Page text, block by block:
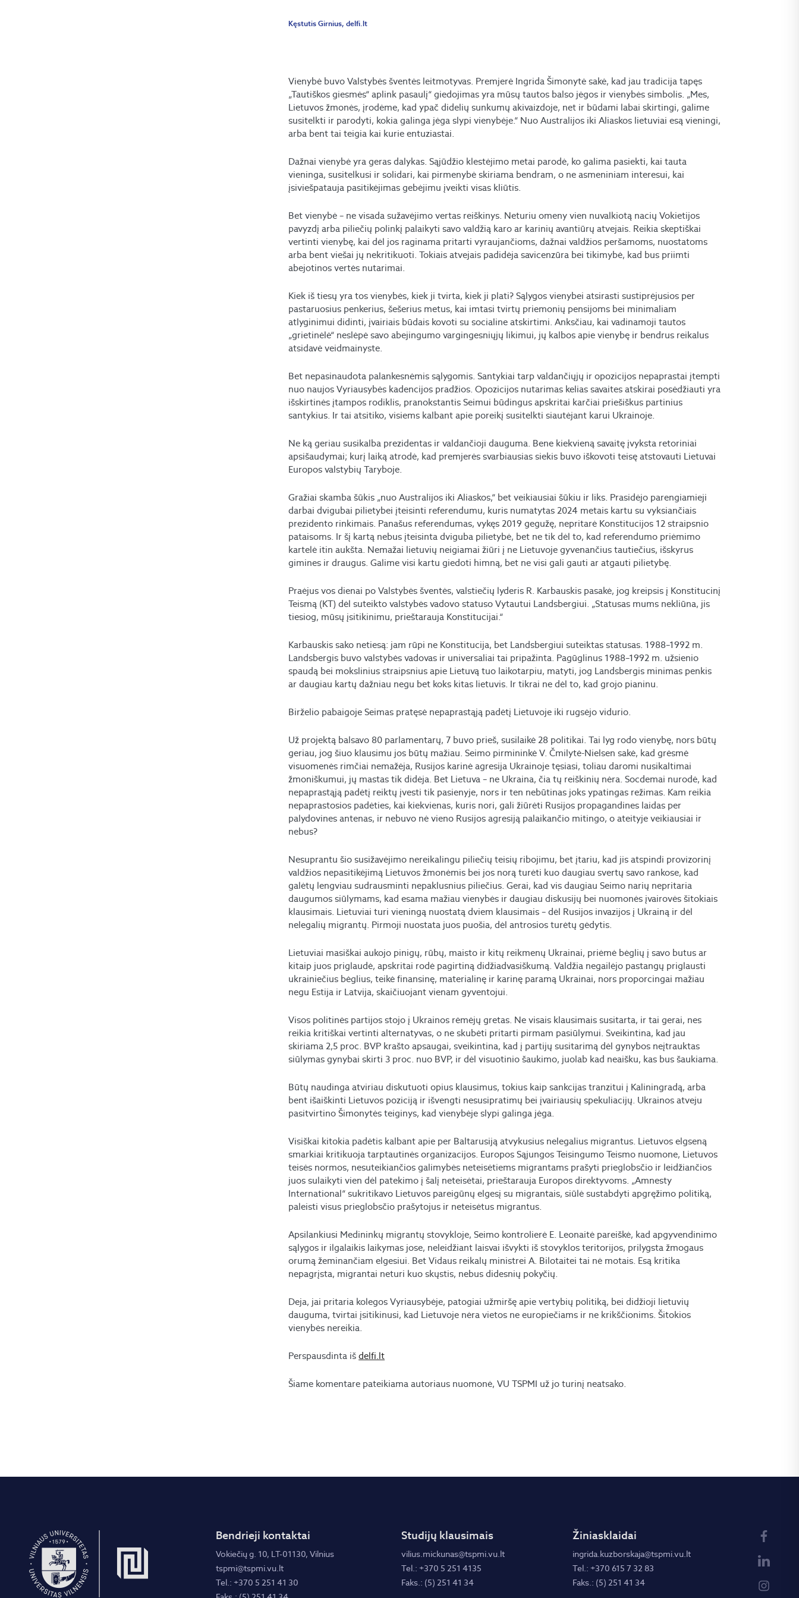
Kęstutis Girnius, delfi.lt
Vienybė buvo Valstybės šventės leitmotyvas. Premjerė Ingrida Šimonytė sakė, kad jau tradicija tapęs
„Tautiškos giesmės“ aplink pasaulį“ giedojimas yra mūsų tautos balso jėgos ir vienybės simbolis. „Mes,
Lietuvos žmonės, įrodėme, kad ypač didelių sunkumų akivaizdoje, net ir būdami labai skirtingi, galime
susitelkti ir parodyti, kokia galinga jėga slypi vienybėje.“ Nuo Australijos iki Aliaskos lietuviai esą vieningi,
arba bent tai teigia kai kurie entuziastai.
Dažnai vienybė yra geras dalykas. Sąjūdžio klestėjimo metai parodė, ko galima pasiekti, kai tauta
vieninga, susitelkusi ir solidari, kai pirmenybė skiriama bendram, o ne asmeniniam interesui, kai
įsiviešpatauja pasitikėjimas gebėjimu įveikti visas kliūtis.
Bet vienybė – ne visada sužavėjimo vertas reiškinys. Neturiu omeny vien nuvalkiotą nacių Vokietijos
pavyzdį arba piliečių polinkį palaikyti savo valdžią karo ar karinių avantiūrų atvejais. Reikia skeptiškai
vertinti vienybę, kai dėl jos raginama pritarti vyraujančioms, dažnai valdžios peršamoms, nuostatoms
arba bent viešai jų nekritikuoti. Tokiais atvejais padidėja savicenzūra bei tikimybė, kad bus priimti
abejotinos vertės nutarimai.
Kiek iš tiesų yra tos vienybės, kiek ji tvirta, kiek ji plati? Sąlygos vienybei atsirasti sustiprėjusios per
pastaruosius penkerius, šešerius metus, kai imtasi tvirtų priemonių pensijoms bei minimaliam
atlyginimui didinti, įvairiais būdais kovoti su socialine atskirtimi. Anksčiau, kai vadinamoji tautos
„grietinėlė“ neslėpė savo abejingumo vargingesniųjų likimui, jų kalbos apie vienybę ir bendrus reikalus
atsidavė veidmainyste.
Bet nepasinaudota palankesnėmis sąlygomis. Santykiai tarp valdančiųjų ir opozicijos nepaprastai įtempti
nuo naujos Vyriausybės kadencijos pradžios. Opozicijos nutarimas kelias savaites atskirai posėdžiauti yra
išskirtinės įtampos rodiklis, pranokstantis Seimui būdingus apskritai karčiai priešiškus partinius
santykius. Ir tai atsitiko, visiems kalbant apie poreikį susitelkti siautėjant karui Ukrainoje.
Ne ką geriau susikalba prezidentas ir valdančioji dauguma. Bene kiekvieną savaitę įvyksta retoriniai
apsišaudymai; kurį laiką atrodė, kad premjerės svarbiausias siekis buvo iškovoti teisę atstovauti Lietuvai
Europos valstybių Taryboje.
Gražiai skamba šūkis „nuo Australijos iki Aliaskos,“ bet veikiausiai šūkiu ir liks. Prasidėjo parengiamieji
darbai dvigubai pilietybei įteisinti referendumu, kuris numatytas 2024 metais kartu su vyksiančiais
prezidento rinkimais. Panašus referendumas, vykęs 2019 gegužę, nepritarė Konstitucijos 12 straipsnio
pataisoms. Ir šį kartą nebus įteisinta dviguba pilietybė, bet ne tik dėl to, kad referendumo priėmimo
kartelė itin aukšta. Nemažai lietuvių neigiamai žiūri į ne Lietuvoje gyvenančius tautiečius, išskyrus
gimines ir draugus. Galime visi kartu giedoti himną, bet ne visi gali gauti ar atgauti pilietybę.
Praėjus vos dienai po Valstybės šventės, valstiečių lyderis R. Karbauskis pasakė, jog kreipsis į Konstitucinį
Teismą (KT) dėl suteikto valstybės vadovo statuso Vytautui Landsbergiui. „Statusas mums nekliūna, jis
tiesiog, mūsų įsitikinimu, prieštarauja Konstitucijai.“
Karbauskis sako netiesą: jam rūpi ne Konstitucija, bet Landsbergiui suteiktas statusas. 1988–1992 m.
Landsbergis buvo valstybės vadovas ir universaliai tai pripažinta. Pagūglinus 1988–1992 m. užsienio
spaudą bei mokslinius straipsnius apie Lietuvą tuo laikotarpiu, matyti, jog Landsbergis minimas penkis
ar daugiau kartų dažniau negu bet koks kitas lietuvis. Ir tikrai ne dėl to, kad grojo pianinu.
Birželio pabaigoje Seimas pratęsė nepaprastąją padėtį Lietuvoje iki rugsėjo vidurio.
Už projektą balsavo 80 parlamentarų, 7 buvo prieš, susilaikė 28 politikai. Tai lyg rodo vienybę, nors būtų
geriau, jog šiuo klausimu jos būtų mažiau. Seimo pirmininkė V. Čmilytė-Nielsen sakė, kad grėsmė
visuomenės rimčiai nemažėja, Rusijos karinė agresija Ukrainoje tęsiasi, toliau daromi nusikaltimai
žmoniškumui, jų mastas tik didėja. Bet Lietuva – ne Ukraina, čia tų reiškinių nėra. Socdemai nurodė, kad
nepaprastąją padėtį reiktų įvesti tik pasienyje, nors ir ten nebūtinas joks ypatingas režimas. Kam reikia
nepaprastosios padėties, kai kiekvienas, kuris nori, gali žiūrėti Rusijos propagandines laidas per
palydovines antenas, ir nebuvo nė vieno Rusijos agresiją palaikančio mitingo, o ateityje veikiausiai ir
nebus?
Nesuprantu šio susižavėjimo nereikalingu piliečių teisių ribojimu, bet įtariu, kad jis atspindi provizorinį
valdžios nepasitikėjimą Lietuvos žmonėmis bei jos norą turėti kuo daugiau svertų savo rankose, kad
galėtų lengviau sudrausminti nepaklusnius piliečius. Gerai, kad vis daugiau Seimo narių nepritaria
daugumos siūlymams, kad esama mažiau vienybės ir daugiau diskusijų bei nuomonės įvairovės šitokiais
klausimais. Lietuviai turi vieningą nuostatą dviem klausimais – dėl Rusijos invazijos į Ukrainą ir dėl
nelegalių migrantų. Pirmoji nuostata juos puošia, dėl antrosios turėtų gėdytis.
Lietuviai masiškai aukojo pinigų, rūbų, maisto ir kitų reikmenų Ukrainai, priėmė bėglių į savo butus ar
kitaip juos priglaudė, apskritai rodė pagirtiną didžiadvasiškumą. Valdžia negailėjo pastangų priglausti
ukrainiečius bėglius, teikė finansinę, materialinę ir karinę paramą Ukrainai, nors proporcingai mažiau
negu Estija ir Latvija, skaičiuojant vienam gyventojui.
Visos politinės partijos stojo į Ukrainos rėmėjų gretas. Ne visais klausimais susitarta, ir tai gerai, nes
reikia kritiškai vertinti alternatyvas, o ne skubėti pritarti pirmam pasiūlymui. Sveikintina, kad jau
skiriama 2,5 proc. BVP krašto apsaugai, sveikintina, kad į partijų susitarimą dėl gynybos neįtrauktas
siūlymas gynybai skirti 3 proc. nuo BVP, ir dėl visuotinio šaukimo, juolab kad neaišku, kas bus šaukiama.
Būtų naudinga atviriau diskutuoti opius klausimus, tokius kaip sankcijas tranzitui į Kaliningradą, arba
bent išaiškinti Lietuvos poziciją ir išvengti nesusipratimų bei įvairiausių spekuliacijų. Ukrainos atveju
pasitvirtino Šimonytės teiginys, kad vienybėje slypi galinga jėga.
Visiškai kitokia padėtis kalbant apie per Baltarusiją atvykusius nelegalius migrantus. Lietuvos elgseną
smarkiai kritikuoja tarptautinės organizacijos. Europos Sąjungos Teisingumo Teismo nuomone, Lietuvos
teisės normos, nesuteikiančios galimybės neteisėtiems migrantams prašyti prieglobsčio ir leidžiančios
juos sulaikyti vien dėl patekimo į šalį neteisėtai, prieštarauja Europos direktyvoms. „Amnesty
International“ sukritikavo Lietuvos pareigūnų elgesį su migrantais, siūlė sustabdyti apgręžimo politiką,
paleisti visus prieglobsčio prašytojus ir neteisėtus migrantus.
Apsilankiusi Medininkų migrantų stovykloje, Seimo kontrolierė E. Leonaitė pareiškė, kad apgyvendinimo
sąlygos ir ilgalaikis laikymas jose, neleidžiant laisvai išvykti iš stovyklos teritorijos, prilygsta žmogaus
orumą žeminančiam elgesiui. Bet Vidaus reikalų ministrei A. Bilotaitei tai nė motais. Esą kritika
nepagrįsta, migrantai neturi kuo skųstis, nebus didesnių pokyčių.
Deja, jai pritaria kolegos Vyriausybėje, patogiai užmiršę apie vertybių politiką, bei didžioji lietuvių
dauguma, tvirtai įsitikinusi, kad Lietuvoje nėra vietos ne europiečiams ir ne krikščionims. Šitokios
vienybės nereikia.
Perspausdinta išdelfi.lt
Šiame komentare pateikiama autoriaus nuomonė, VU TSPMI už jo turinį neatsako.
Bendrieji kontaktai
Vokiečių g. 10, LT-01130, Vilnius
tspmi@tspmi.vu.lt
Tel.: +370 5 251 41 30
Studijų klausimais
vilius.mickunas@tspmi.vu.lt
Tel.: +370 5 251 4135
Faks.: (5) 251 41 34
Žiniasklaidai
ingrida.kuzborskaja@tspmi.vu.lt
Tel.: +370 615 7 32 83
Faks.: (5) 251 41 34